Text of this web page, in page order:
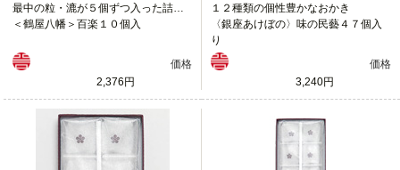
最中の粒・漉が５個ずつ入った詰合せ
＜鶴屋八幡＞百楽１０個入
価格
2,376円
１２種類の個性豊かなおかき
〈銀座あけぼの〉味の民藝４７個入
り
価格
3,240円